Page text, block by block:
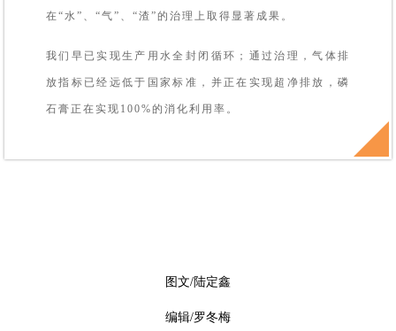
在“水”、“气”、“渣”的治理上取得显著成果。
我们早已实现生产用水全封闭循环；通过治理，气体排
放指标已经远低于国家标准，并正在实现超净排放，磷
石膏正在实现100%的消化利用率。
图文/陆定鑫
编辑/罗冬梅